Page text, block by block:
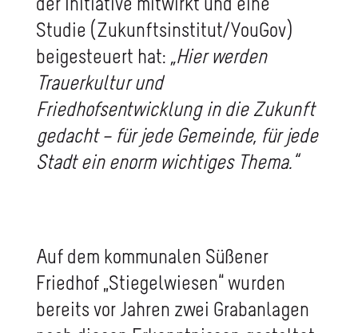
Studie (Zukunftsinstitut/YouGov)
beigesteuert hat: „Hier werden
Trauerkultur und
Friedhofsentwicklung in die Zukunft
gedacht – für jede Gemeinde, für jede
Stadt ein enorm wichtiges Thema.“
Auf dem kommunalen Süßener
Friedhof „Stiegelwiesen“ wurden
bereits vor Jahren zwei Grabanlagen